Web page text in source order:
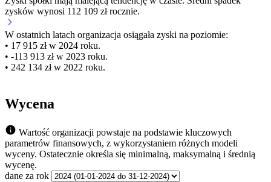
zysków wynosi 112 109 zł rocznie.
W ostatnich latach organizacja osiągała zyski na poziomie:
• 17 915 zł w 2024 roku.
• -113 913 zł w 2023 roku.
• 242 134 zł w 2022 roku.
Wycena
Wartość organizacji powstaje na podstawie kluczowych
parametrów finansowych, z wykorzystaniem różnych modeli
wyceny. Ostatecznie określa się minimalną, maksymalną i średnią
wycenę.
dane za rok